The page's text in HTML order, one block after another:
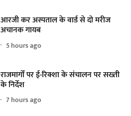
आरजी कर अस्पताल के वार्ड से दो मरीज
अचानक गायब
5 hours ago
राजमार्गों पर ई-रिक्शा के संचालन पर सख्ती
के निर्देश
7 hours ago